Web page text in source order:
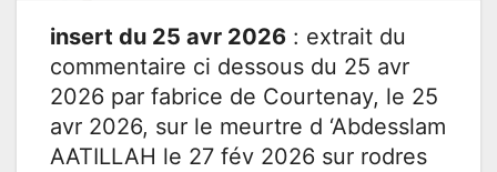
insert du 25 avr 2026 : extrait du
commentaire ci dessous du 25 avr
2026 par fabrice de Courtenay, le 25
avr 2026, sur le meurtre d ‘Abdesslam
AATILLAH le 27 fév 2026 sur rodres